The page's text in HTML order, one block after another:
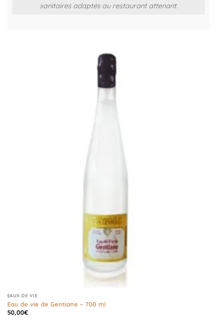
sanitaires adaptés au restaurant attenant.
EAUX DE VIE
Eau de vie de Gentiane – 700 ml
50,00€